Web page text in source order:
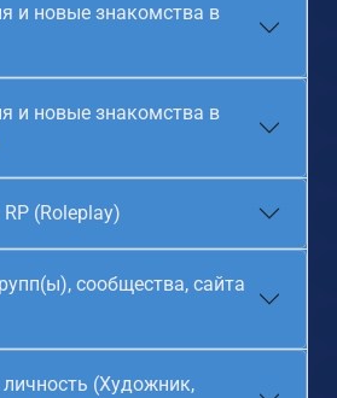
и новые знакомства в
и новые знакомства в
(Roleplay)
сообщества, сайта
(Художник,